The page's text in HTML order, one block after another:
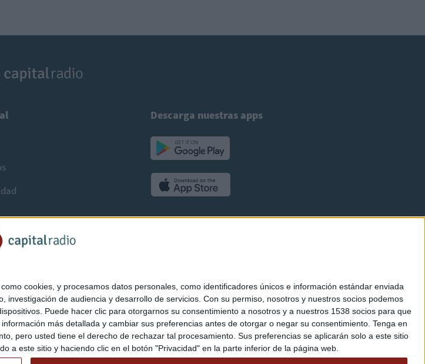
cookies, y procesamos datos personales, como identificadores únicos e información estándar enviada
investigación de audiencia y desarrollo de servicios. Con su permiso, nosotros y nuestros socios podemos
Puede hacer clic para otorgarnos su consentimiento a nosotros y a nuestros 1538 socios para que
más detallada y cambiar sus preferencias antes de otorgar o negar su consentimiento. Tenga en
pero usted tiene el derecho de rechazar tal procesamiento. Sus preferencias se aplicarán solo a este sitio
a este sitio y haciendo clic en el botón "Privacidad" en la parte inferior de la página web.
Descarga nuestras apps